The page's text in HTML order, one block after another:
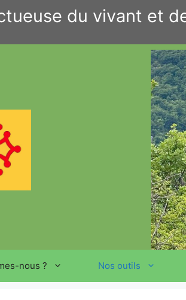
du vivant et
nous ? Nos outils